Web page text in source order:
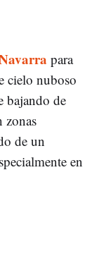
para
cielo nuboso
bajando de
zonas
de un
en